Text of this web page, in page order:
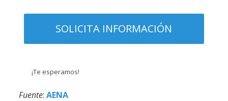
¡Te esperamos!
Fuente: AENA